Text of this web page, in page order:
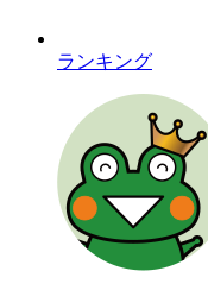
ランキング